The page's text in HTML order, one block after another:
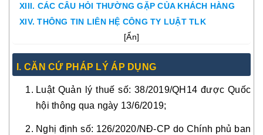
XIII. CÁC CÂU HỎI THƯỜNG GẶP CỦA KHÁCH HÀNG
XIV. THÔNG TIN LIÊN HỆ CÔNG TY LUẬT TLK
[Ẩn]
I. CĂN CỨ PHÁP LÝ ÁP DỤNG
Luật Quản lý thuế số: 38/2019/QH14 được Quốc
hội thông qua ngày 13/6/2019;
Nghị định số: 126/2020/NĐ-CP do Chính phủ ban